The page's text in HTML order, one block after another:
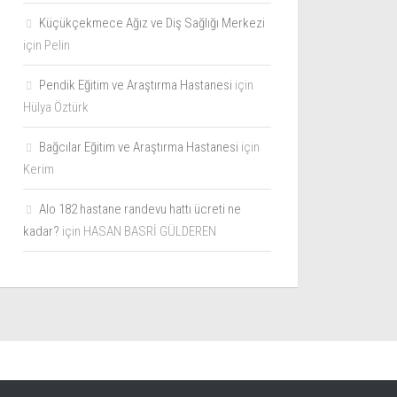
Küçükçekmece Ağız ve Diş Sağlığı Merkezi
için Pelin
Pendik Eğitim ve Araştırma Hastanesi için
Hülya Öztürk
Bağcılar Eğitim ve Araştırma Hastanesi için
Kerim
Alo 182 hastane randevu hattı ücreti ne
kadar? için HASAN BASRİ GÜLDEREN